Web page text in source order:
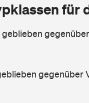
für
gegenüber